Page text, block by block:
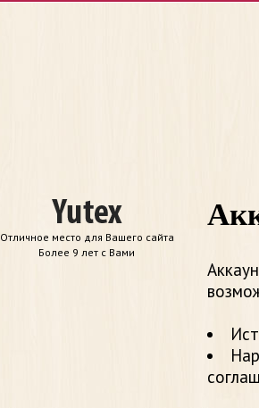
Отличное место для Вашего сайта
Более 9 лет с Вами